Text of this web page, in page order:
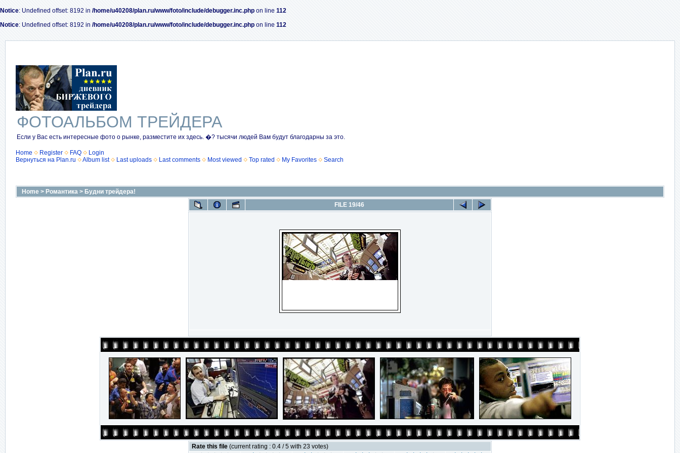
Notice: Undefined offset: 8192 in /home/u40208/plan.ru/www/foto/include/debugger.inc.php on line 112
Notice: Undefined offset: 8192 in /home/u40208/plan.ru/www/foto/include/debugger.inc.php on line 112
ФОТОАЛЬБОМ ТРЕЙДЕРА
Если у Вас есть интересные фото о рынке, разместите их здесь. �? тысячи людей Вам будут благодарны за это.
Home Register FAQ
Login
Вернуться на Plan.ru
Album list Last uploads Last comments Most viewed Top rated My Favorites Search
Home > Романтика > Будни трейдера!
FILE 19/46
Rate this file (current rating : 0.4 / 5 with 23 votes)